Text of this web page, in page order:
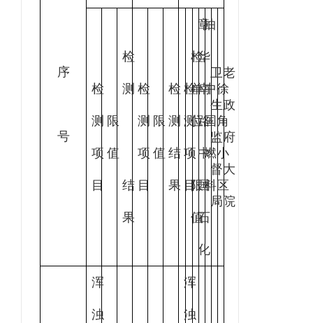
序
号
检
测
项
目
限
值
检
测
结
果
检
测
项
目
限
值
检
测
结
果
检
测
项
目
抽
检
单
位
限
值
章
华
南
路
中
国
石
化
中
国
燃
料
卫
生
监
督
局
徐
角
小
区
老
政
府
大
院
浑
浊
浑
浊